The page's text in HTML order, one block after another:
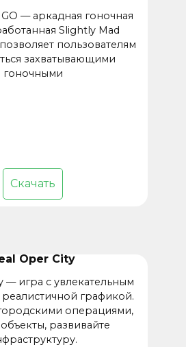
— аркадная гоночная
Slightly Mad
пользователям
захватывающими
гоночными
Скачать
Oper City
— игра с увлекательным
графикой.
операциями,
развивайте